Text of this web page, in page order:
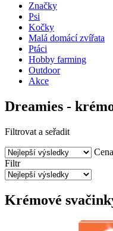
Značky
Psi
Kočky
Malá domácí zvířata
Ptáci
Hobby farming
Outdoor
Akce
Dreamies -
Filtrovat a seřadit
Cena
Filtr
Krémové